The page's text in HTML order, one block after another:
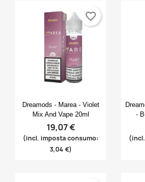
Anteprima
Dreamods - Marea - Violet
Mix And Vape 20ml
19,07 €
(incl. imposta consumo:
3,04 €)
favorite_border
-